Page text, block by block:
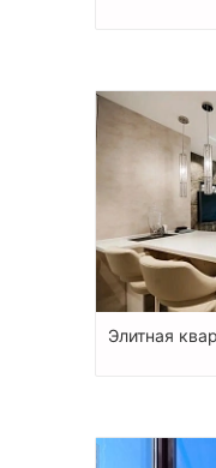
Элитная